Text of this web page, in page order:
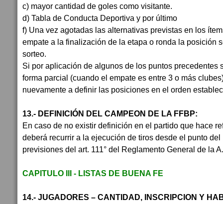
c) mayor cantidad de goles como visitante.
d) Tabla de Conducta Deportiva y por último
f) Una vez agotadas las alternativas previstas en los
empate a la finalización de la etapa o ronda la posición
sorteo.
Si por aplicación de algunos de los puntos precedentes
forma parcial (cuando el empate es entre 3 o más
nuevamente a definir las posiciones en el orden
13.- DEFINICIÓN DEL CAMPEON DE LA FFBP:
En caso de no existir definición en el partido que hace
deberá recurrir a la ejecución de tiros desde el punto
previsiones del art. 111° del Reglamento General de la
CAPITULO III - LISTAS DE BUENA FE
14.- JUGADORES – CANTIDAD, INSCRIPCION Y